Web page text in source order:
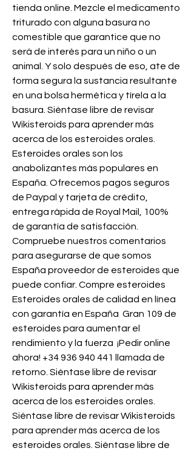
tienda online. Mezcle el medicamento
triturado con alguna basura no
comestible que garantice que no
será de interés para un niño o un
animal. Y solo después de eso, ate de
forma segura la sustancia resultante
en una bolsa hermética y tírela a la
basura. Siéntase libre de revisar
Wikisteroids para aprender más
acerca de los esteroides orales.
Esteroides orales son los
anabolizantes más populares en
España. Ofrecemos pagos seguros
de Paypal y tarjeta de crédito,
entrega rápida de Royal Mail, 100%
de garantía de satisfacción.
Compruebe nuestros comentarios
para asegurarse de que somos
España proveedor de esteroides que
puede confiar. Compre esteroides
Esteroides orales de calidad en línea
con garantía en España  Gran 109 de
esteroides para aumentar el
rendimiento y la fuerza ️ ¡Pedir online
ahora! +34 936 940 441 llamada de
retorno. Siéntase libre de revisar
Wikisteroids para aprender más
acerca de los esteroides orales.
Siéntase libre de revisar Wikisteroids
para aprender más acerca de los
esteroides orales. Siéntase libre de